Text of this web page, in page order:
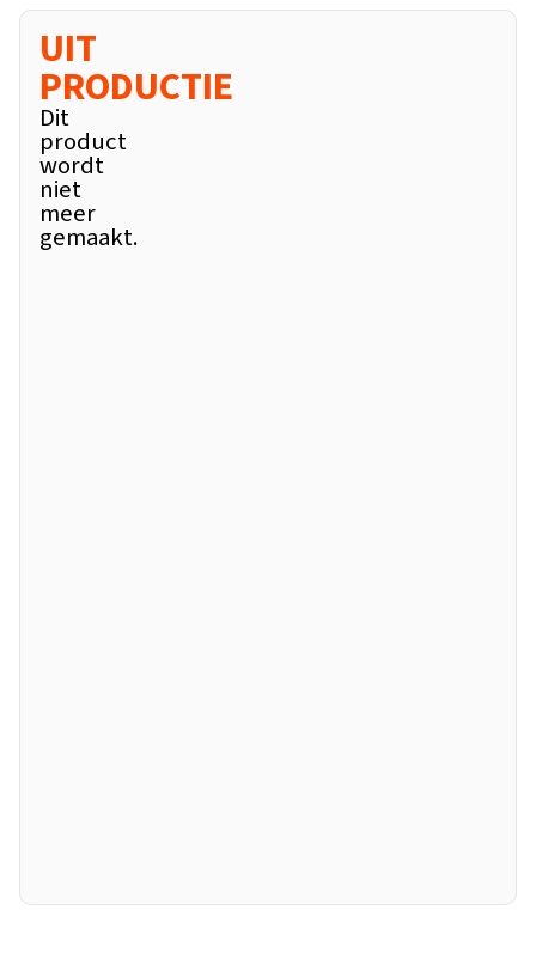
UIT
PRODUCTIE
Dit
product
wordt
niet
meer
gemaakt.